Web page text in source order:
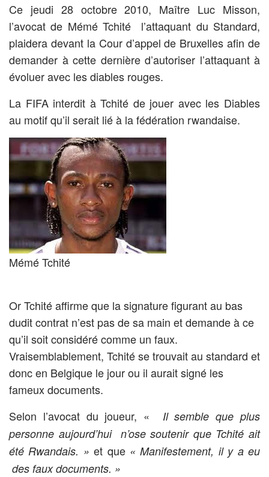
Ce jeudi 28 octobre 2010, Maître Luc Misson,
l’avocat de Mémé Tchité l’attaquant du Standard,
plaidera devant la Cour d’appel de Bruxelles afin de
demander à cette dernière d’autoriser l’attaquant à
évoluer avec les diables rouges.
La FIFA interdit à Tchité de jouer avec les Diables
au motif qu’il serait lié à la fédération rwandaise.
Mémé Tchité
Or Tchité affirme que la signature figurant au bas
dudit contrat n’est pas de sa main et demande à ce
qu’il soit considéré comme un faux.
Vraisemblablement, Tchité se trouvait au standard et
donc en Belgique le jour ou il aurait signé les
fameux documents.
Selon l’avocat du joueur, « Il semble que plus
personne aujourd’hui n’ose soutenir que Tchité ait
été Rwandais. »et que « Manifestement, il y a eu
des faux documents. »